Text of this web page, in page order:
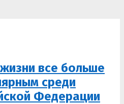
все больше
среди
Федерации